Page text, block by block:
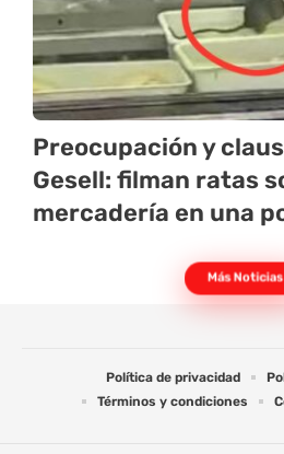
Preocupación y
Gesell: filman ratas
mercadería en una
Más Noticias
Política de privacidad
Términos y condiciones